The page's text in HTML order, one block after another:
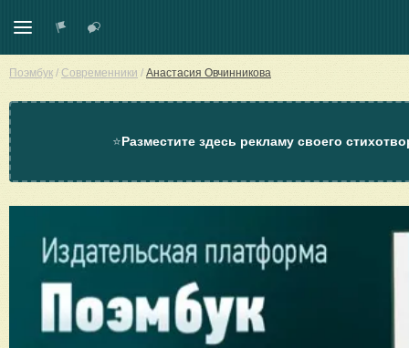
Поэмбук / Современники / Анастасия Овчинникова
⭐Разместите здесь рекламу своего